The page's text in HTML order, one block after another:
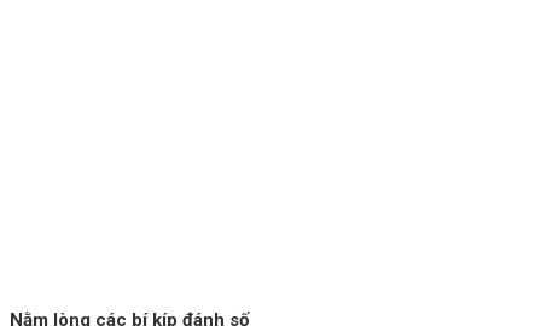
Nằm lòng các bí kíp đánh số